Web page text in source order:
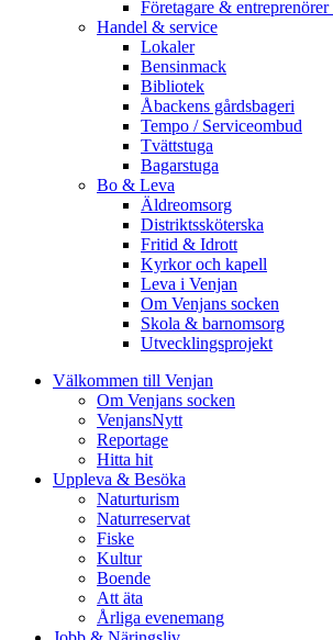
Företagare &
Handel & service
Lokaler
Bensinmack
Bibliotek
Åbackens gårdsbageri
Tempo / Serviceombud
Tvättstuga
Bagarstuga
Bo & Leva
Äldreomsorg
Distriktssköterska
Fritid & Idrott
Kyrkor och kapell
Leva i Venjan
Om Venjans socken
Skola & barnomsorg
Utvecklingsprojekt
Välkommen till Venjan
Om Venjans socken
VenjansNytt
Reportage
Hitta hit
Uppleva & Besöka
Naturturism
Naturreservat
Fiske
Kultur
Boende
Att äta
Årliga evenemang